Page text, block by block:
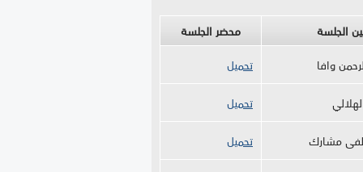
الجلسة
محضر الجلسة
وافا
تحميل
تحميل
مشارك
تحميل